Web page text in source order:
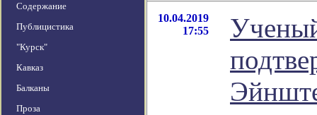
Содержание
Публицистика
"Курск"
Кавказ
Балканы
Проза
10.04.2019
17:55